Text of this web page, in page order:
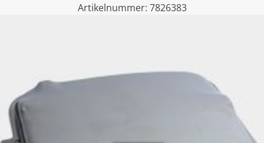
Artikelnummer: 7826383